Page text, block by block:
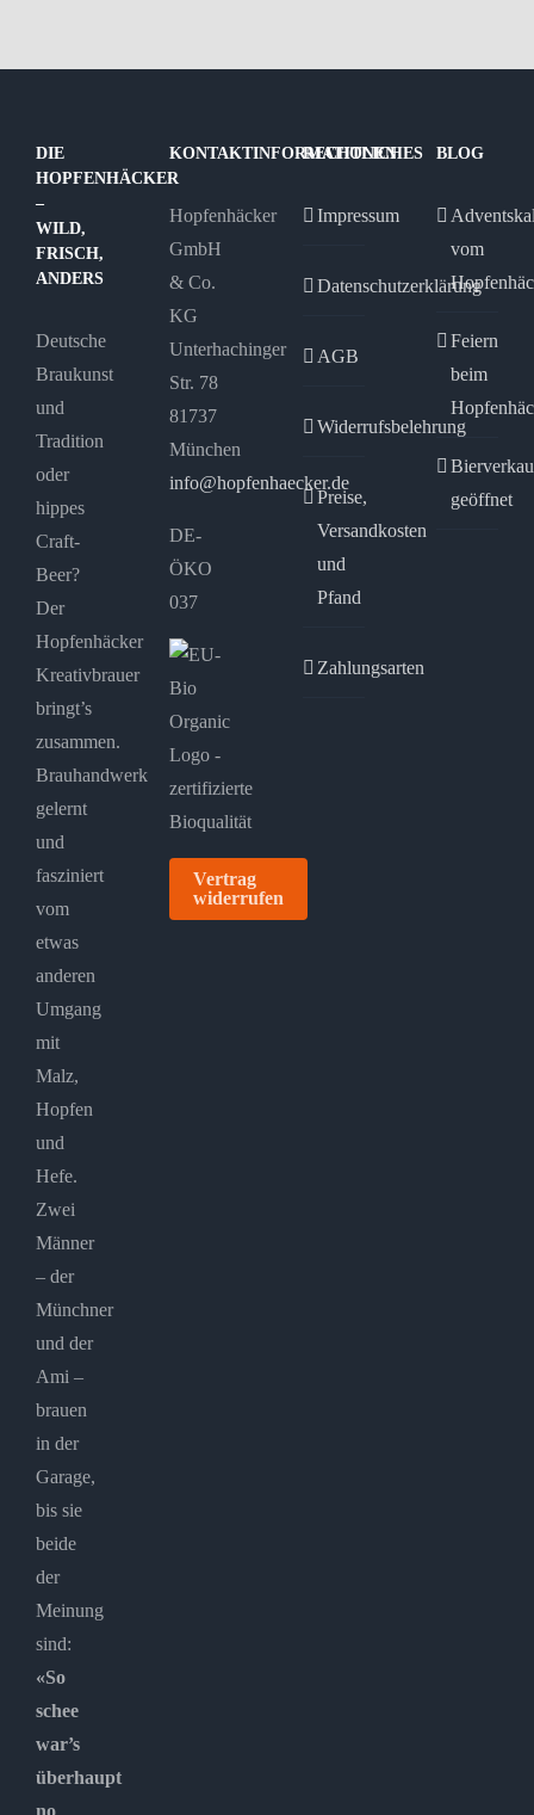
können
der
Produktseite
werden
Optionen
auf
Produktseite
werden
DIE
HOPFENHÄCKER
–
WILD,
FRISCH,
ANDERS
Deutsche
Braukunst
und
Tradition
oder
hippes
Craft-
Beer?
Der
Hopfenhäcker
Kreativbrauer
bringt’s
zusammen.
Brauhandwerk
gelernt
und
fasziniert
vom
etwas
anderen
Umgang
mit
Malz,
Hopfen
und
Hefe.
Zwei
Männer
– der
Münchner
und der
Ami –
brauen
in der
Garage,
bis sie
beide
der
Meinung
sind:
«So
schee
war’s
überhaupt
KONTAKTINFORMATIONEN
Hopfenhäcker
GmbH
& Co.
KG
Unterhachinger
Str. 78
81737
München
info@hopfenhaecker.de
DE-
ÖKO
037
Vertrag
widerrufen
RECHTLICHES
Impressum
Datenschutzerklärung
AGB
Widerrufsbelehrung
Preise,
Versandkosten
und
Pfand
Zahlungsarten
BLOG
vom
Feiern
beim
geöffnet